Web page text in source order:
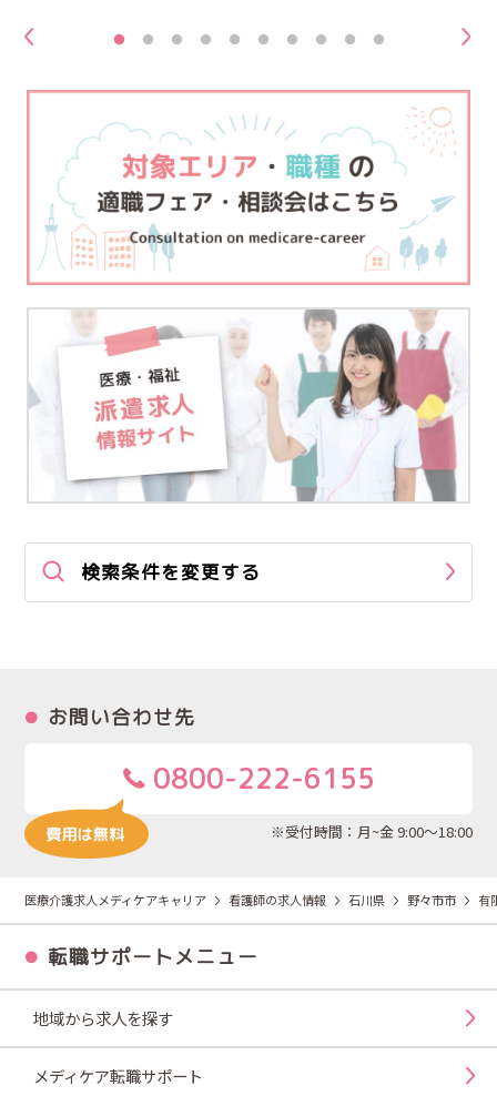
検索条件を変更する
お問い合わせ先
0800-222-6155
※受付時間：月~金 9:00～18:00
医療介護求人メディケアキャリア 看護師の求人情報 石川県 野々市市 有
転職サポートメニュー
地域から求人を探す
メディケア転職サポート